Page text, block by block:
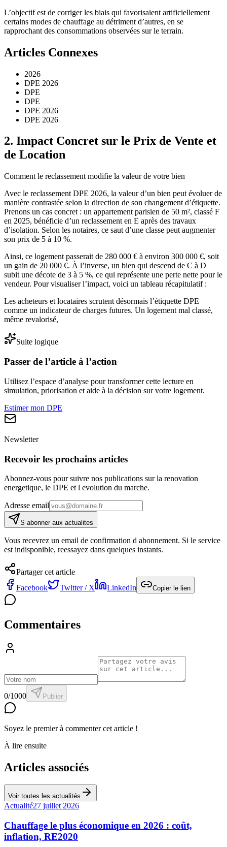
L’objectif est de corriger les biais qui favorisaient artificiellement
certains modes de chauffage au détriment d’autres, en se
rapprochant des consommations observées sur le terrain.
Articles Connexes
2026
DPE 2026
DPE
DPE
DPE 2026
DPE 2026
2. Impact Concret sur le Prix de Vente et
de Location
Comment le reclassement modifie la valeur de votre bien
Avec le reclassement DPE 2026, la valeur d’un bien peut évoluer de
manière contrastée selon la direction de son changement d’étiquette.
Prenons un cas concret : un appartement parisien de 50 m², classé F
en 2025, bénéficie d’un reclassement en E après des travaux
d’isolation. Selon les notaires, ce saut d’une classe peut augmenter
son prix de 5 à 10 %.
Ainsi, ce logement passerait de 280 000 € à environ 300 000 €, soit
un gain de 20 000 €. À l’inverse, un bien qui descend de C à D
subit une décote de 3 à 5 %, ce qui représente une perte nette pour le
vendeur. Pour visualiser l’impact, voici un tableau récapitulatif :
Les acheteurs et locataires scrutent désormais l’étiquette DPE
comme un indicateur de charges futures. Un logement mal classé,
même revalorisé,
Suite logique
Passer de l’article à l’action
Utilisez l’espace d’analyse pour transformer cette lecture en
simulation, priorisation et aide à la décision sur votre logement.
Estimer mon DPE
Newsletter
Recevoir les prochains articles
Abonnez-vous pour suivre nos publications sur la renovation
energetique, le DPE et l evolution du marche.
Adresse email
S abonner aux actualites
Vous recevrez un email de confirmation d abonnement. Si le service
est indisponible, reessayez dans quelques instants.
Partager cet article
Facebook
Twitter / X LinkedIn Copier le lien
Commentaires
0/1000 Publier
Soyez le premier à commenter cet article !
À lire ensuite
Articles associés
Voir toutes les actualités
Actualité27 juillet 2026
Chauffage le plus économique en 2026 : coût,
inflation, RE2020